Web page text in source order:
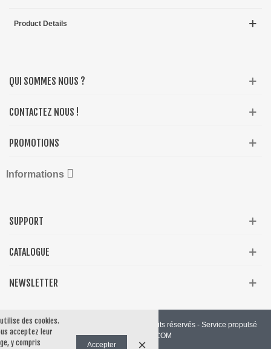
Product Details
QUI SOMMES NOUS ?
CONTACTEZ NOUS !
PROMOTIONS
Informations 
SUPPORT
CATALOGUE
NEWSLETTER
© 2019 Produit par Presta Shop™. Tous droits réservés - Service propulsé
par DIALSTOCK.COM
des cookies.
acceptez leur
y compris
Accepter ×